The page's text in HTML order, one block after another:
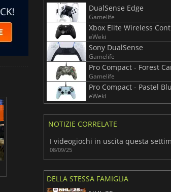
6.76€
Total War WARHAMMER 3 Lies Of P
DualSense Edge
Gamelife
eWeki
Sony DualSense
Gamelife
Gamelife
eWeki
NOTIZIE CORRELATE
08/09/25
DELLA STESSA FAMIGLIA